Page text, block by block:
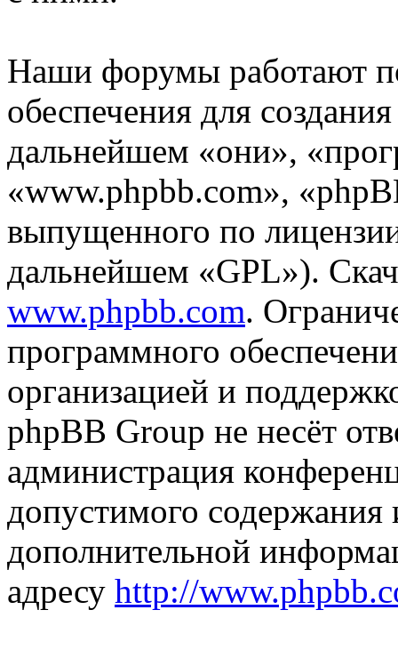
Наши форумы работают
обеспечения для
дальнейшем «они»,
«www.phpbb.com»,
выпущенного по
дальнейшем «GPL»).
www.phpbb.com.
программного
организацией и
phpBB Group не несёт
администрация
допустимого
дополнительной
адресу http://